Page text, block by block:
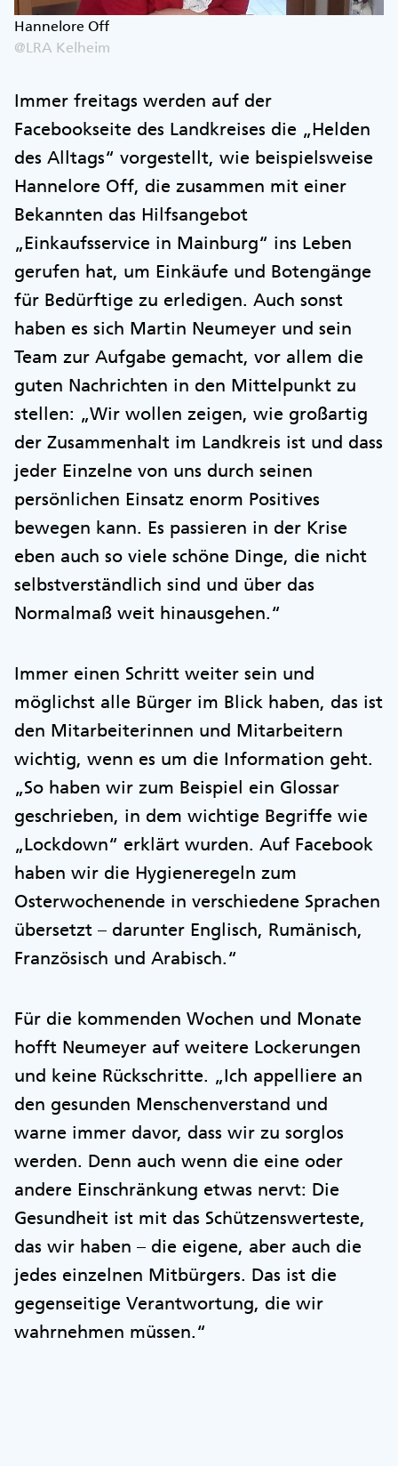
Hannelore Off
@LRA Kelheim
Immer freitags werden auf der
Facebookseite des Landkreises die „Helden
des Alltags“ vorgestellt, wie beispielsweise
Hannelore Off, die zusammen mit einer
Bekannten das Hilfsangebot
„Einkaufsservice in Mainburg“ ins Leben
gerufen hat, um Einkäufe und Botengänge
für Bedürftige zu erledigen. Auch sonst
haben es sich Martin Neumeyer und sein
Team zur Aufgabe gemacht, vor allem die
guten Nachrichten in den Mittelpunkt zu
stellen: „Wir wollen zeigen, wie großartig
der Zusammenhalt im Landkreis ist und dass
jeder Einzelne von uns durch seinen
persönlichen Einsatz enorm Positives
bewegen kann. Es passieren in der Krise
eben auch so viele schöne Dinge, die nicht
selbstverständlich sind und über das
Normalmaß weit hinausgehen.“
Immer einen Schritt weiter sein und
möglichst alle Bürger im Blick haben, das ist
den Mitarbeiterinnen und Mitarbeitern
wichtig, wenn es um die Information geht.
„So haben wir zum Beispiel ein Glossar
geschrieben, in dem wichtige Begriffe wie
„Lockdown“ erklärt wurden. Auf Facebook
haben wir die Hygieneregeln zum
Osterwochenende in verschiedene Sprachen
übersetzt – darunter Englisch, Rumänisch,
Französisch und Arabisch.“
Für die kommenden Wochen und Monate
hofft Neumeyer auf weitere Lockerungen
und keine Rückschritte. „Ich appelliere an
den gesunden Menschenverstand und
warne immer davor, dass wir zu sorglos
werden. Denn auch wenn die eine oder
andere Einschränkung etwas nervt: Die
Gesundheit ist mit das Schützenswerteste,
das wir haben – die eigene, aber auch die
jedes einzelnen Mitbürgers. Das ist die
gegenseitige Verantwortung, die wir
wahrnehmen müssen.“